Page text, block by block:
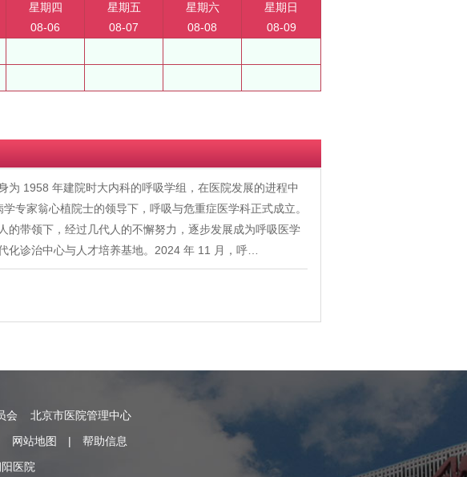
星期四
08-06
星期五
08-07
星期六
08-08
星期日
08-09
为 1958 年建院时大内科的呼吸学组，在医院发展的进程中
专家翁心植院士的领导下，呼吸与危重症医学科正式成立。
的带领下，经过几代人的不懈努力，逐步发展成为呼吸医学
化诊治中心与人才培养基地。2024 年 11 月，呼…
会
北京市医院管理中心
网站地图 |
帮助信息
医院